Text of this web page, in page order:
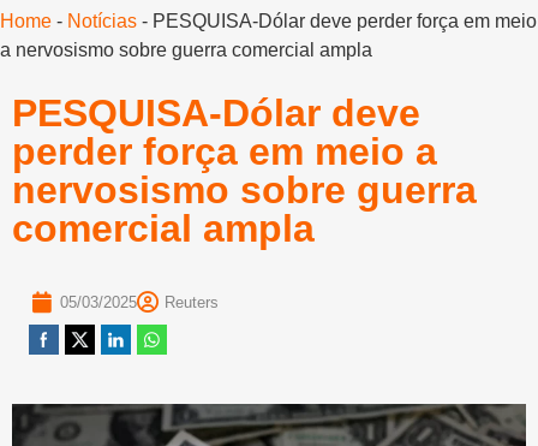
Home - Notícias - PESQUISA-Dólar deve perder força em meio
a nervosismo sobre guerra comercial ampla
PESQUISA-Dólar deve
perder força em meio a
nervosismo sobre guerra
comercial ampla
05/03/2025 Reuters